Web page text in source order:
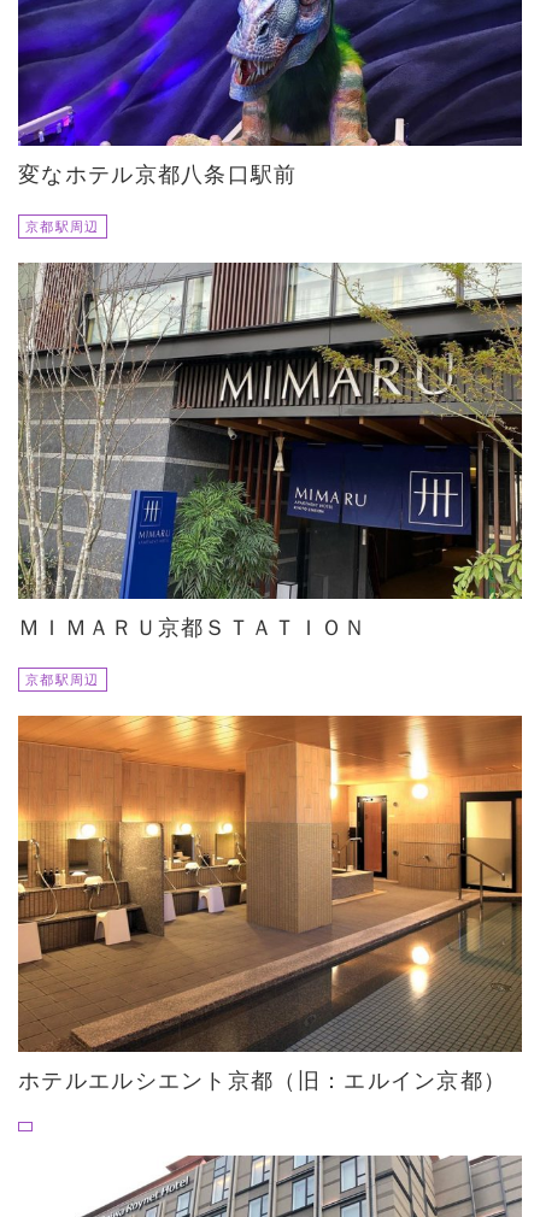
変なホテル京都八条口駅前
京都駅周辺
ＭＩＭＡＲＵ京都ＳＴＡＴＩＯＮ
京都駅周辺
ホテルエルシエント京都（旧：エルイン京都）